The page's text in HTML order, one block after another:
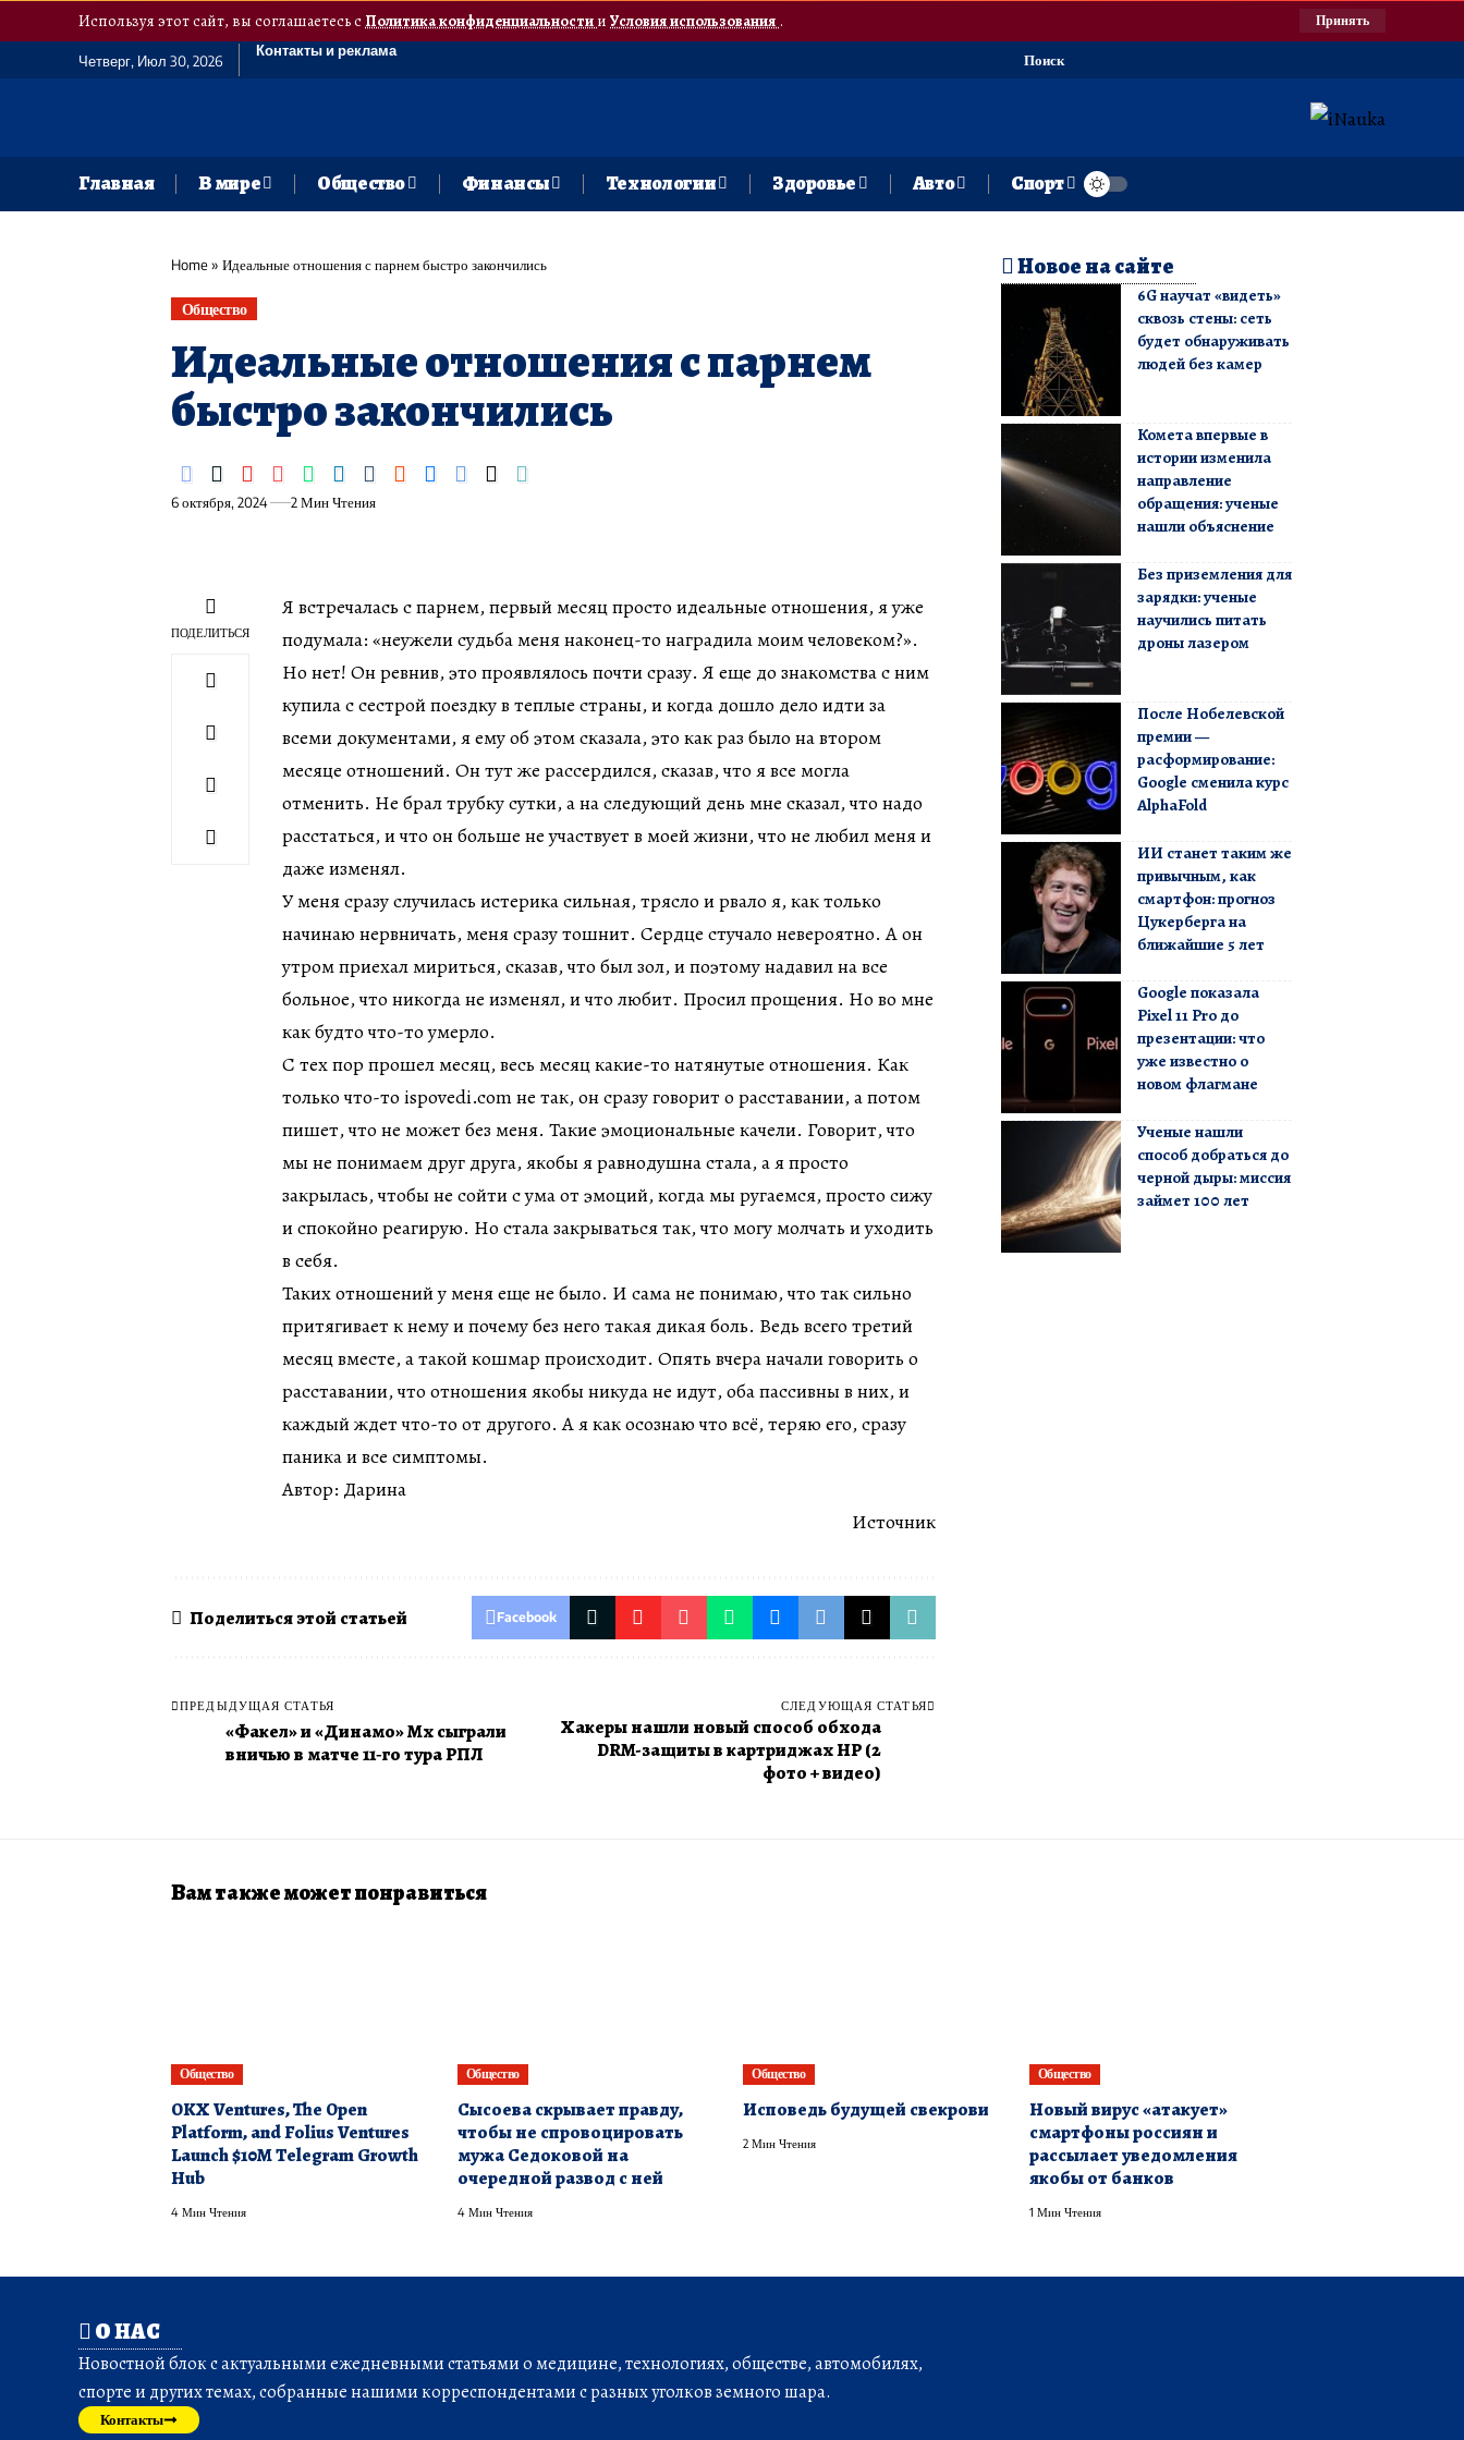
Используя этот сайт, вы соглашаетесь сПолитика конфиденциальностии Условия использования. Принять
Четверг, Июл 30, 2026
Контакты и реклама
Поиск
Главная В мире Общество Финансы Технологии Здоровье Авто Спорт
Home» Идеальные отношения с парнем быстро закончились
Общество
Идеальные отношения с парнем
быстро закончились
6 октября, 2024 2 Мин Чтения
ПОДЕЛИТЬСЯ
Я встречалась с парнем, первый месяц просто идеальные отношения, я уже
подумала: «неужели судьба меня наконец-то наградила моим человеком?».
Но нет! Он ревнив, это проявлялось почти сразу. Я еще до знакомства с ним
купила с сестрой поездку в теплые страны, и когда дошло дело идти за
всеми документами, я ему об этом сказала, это как раз было на втором
месяце отношений. Он тут же рассердился, сказав, что я все могла
отменить. Не брал трубку сутки, а на следующий день мне сказал, что надо
расстаться, и что он больше не участвует в моей жизни, что не любил меня и
даже изменял.
У меня сразу случилась истерика сильная, трясло и рвало я, как только
начинаю нервничать, меня сразу тошнит. Сердце стучало невероятно. А он
утром приехал мириться, сказав, что был зол, и поэтому надавил на все
больное, что никогда не изменял, и что любит. Просил прощения. Но во мне
как будто что-то умерло.
С тех пор прошел месяц, весь месяц какие-то натянутые отношения. Как
только что-то ispovedi.com не так, он сразу говорит о расставании, а потом
пишет, что не может без меня. Такие эмоциональные качели. Говорит, что
мы не понимаем друг друга, якобы я равнодушна стала, а я просто
закрылась, чтобы не сойти с ума от эмоций, когда мы ругаемся, просто сижу
и спокойно реагирую. Но стала закрываться так, что могу молчать и уходить
в себя.
Таких отношений у меня еще не было. И сама не понимаю, что так сильно
притягивает к нему и почему без него такая дикая боль. Ведь всего третий
месяц вместе, а такой кошмар происходит. Опять вчера начали говорить о
расставании, что отношения якобы никуда не идут, оба пассивны в них, и
каждый ждет что-то от другого. А я как осознаю что всё, теряю его, сразу
паника и все симптомы.
Автор: Дарина
Источник
Поделиться этой статьей Facebook
ПРЕДЫДУЩАЯ СТАТЬЯ
«Факел» и «Динамо» Мх сыграли
вничью в матче 11‑го тура РПЛ
СЛЕДУЮЩАЯ СТАТЬЯ
Хакеры нашли новый способ обхода
DRM-защиты в картриджах HP (2
фото + видео)
Новое на сайте
6G научат «видеть»
сквозь стены: сеть
будет обнаруживать
людей без камер
Комета впервые в
истории изменила
направление
обращения: ученые
нашли объяснение
Без приземления для
зарядки: ученые
научились питать
дроны лазером
После Нобелевской
премии —
расформирование:
Google сменила курс
AlphaFold
ИИ станет таким же
привычным, как
смартфон: прогноз
Цукерберга на
ближайшие 5 лет
Google показала
Pixel 11 Pro до
презентации: что
уже известно о
новом флагмане
Ученые нашли
способ добраться до
черной дыры: миссия
займет 100 лет
Вам также может понравиться
Общество
OKX Ventures, The Open
Platform, and Folius Ventures
Launch $10M Telegram Growth
Hub
4 Мин Чтения
Общество
Сысоева скрывает правду,
чтобы не спровоцировать
мужа Седоковой на
очередной развод с ней
4 Мин Чтения
Общество
Исповедь будущей свекрови
2 Мин Чтения
Общество
Новый вирус «атакует»
смартфоны россиян и
рассылает уведомления
якобы от банков
1 Мин Чтения
О НАС
Новостной блок с актуальными ежедневными статьями о медицине, технологиях, обществе, автомобилях,
спорте и других темах, собранные нашими корреспондентами с разных уголков земного шара.
Контакты